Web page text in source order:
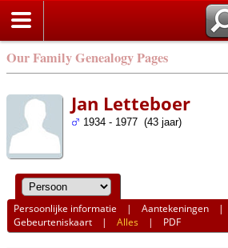
Our Family Genealogy Pages
Jan Letteboer
1934 - 1977 (43 jaar)
Persoonlijke informatie |Aantekeningen |
Gebeurteniskaart |Alles | PDF